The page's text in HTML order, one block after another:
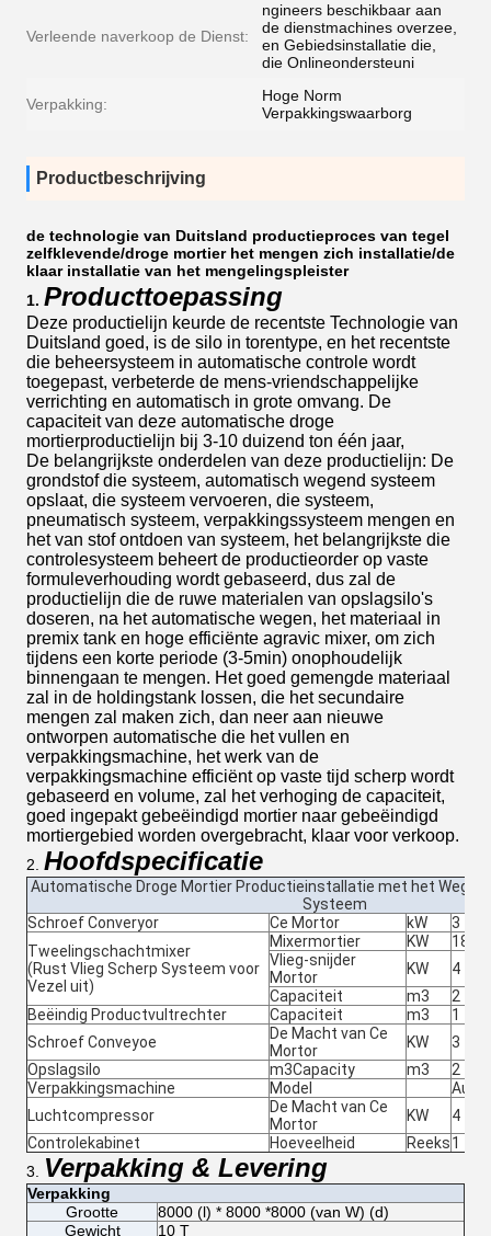
Verleende naverkoop de Dienst:
ngineers beschikbaar aan
de dienstmachines overzee,
en Gebiedsinstallatie die,
die Onlineondersteuni
Verpakking:
Hoge Norm
Verpakkingswaarborg
Productbeschrijving
de technologie van Duitsland productieproces van tegel
zelfklevende/droge mortier het mengen zich installatie/de
klaar installatie van het mengelingspleister
1. Producttoepassing
Deze productielijn keurde de recentste Technologie van
Duitsland goed, is de silo in torentype, en het recentste
die beheersysteem in automatische controle wordt
toegepast, verbeterde de mens-vriendschappelijke
verrichting en automatisch in grote omvang. De
capaciteit van deze automatische droge
mortierproductielijn bij 3-10 duizend ton één jaar,
De belangrijkste onderdelen van deze productielijn: De
grondstof die systeem, automatisch wegend systeem
opslaat, die systeem vervoeren, die systeem,
pneumatisch systeem, verpakkingssysteem mengen en
het van stof ontdoen van systeem, het belangrijkste die
controlesysteem beheert de productieorder op vaste
formuleverhouding wordt gebaseerd, dus zal de
productielijn die de ruwe materialen van opslagsilo's
doseren, na het automatische wegen, het materiaal in
premix tank en hoge efficiënte agravic mixer, om zich
tijdens een korte periode (3-5min) onophoudelijk
binnengaan te mengen. Het goed gemengde materiaal
zal in de holdingstank lossen, die het secundaire
mengen zal maken zich, dan neer aan nieuwe
ontworpen automatische die het vullen en
verpakkingsmachine, het werk van de
verpakkingsmachine efficiënt op vaste tijd scherp wordt
gebaseerd en volume, zal het verhoging de capaciteit,
goed ingepakt gebeëindigd mortier naar gebeëindigd
mortiergebied worden overgebracht, klaar voor verkoop.
2. Hoofdspecificatie
Automatische Droge Mortier Productieinstallatie met het Wegen
Systeem
Schroef Converyor
Ce Mortor kW
3
Tweelingschachtmixer
(Rust Vlieg Scherp Systeem voor
Vezel uit)
Mixermortier KW
18.5
Vlieg-snijder
Mortor
KW
4
Capaciteit
m3
2
Beëindig Productvultrechter
Capaciteit m3
1
Schroef Conveyoe
De Macht van Ce
Mortor
KW
3
Opslagsilo
m3Capacity m3
2
Verpakkingsmachine
Model
Luchtcompressor
De Macht van Ce
Mortor
KW
4
Controlekabinet
Hoeveelheid Reeks1
3.
Verpakking & Levering
Verpakking
Grootte
8000 (l) * 8000 *8000 (van W) (d)
Gewicht
10 T